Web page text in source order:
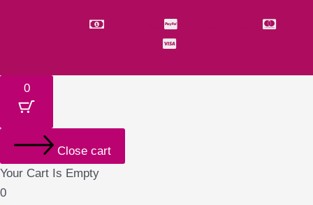
0
Close cart
Your Cart Is Empty
0